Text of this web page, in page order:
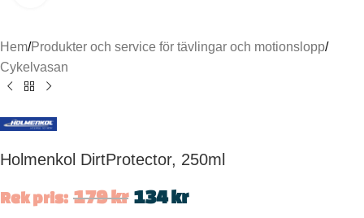
Hem/Produkter och service för tävlingar och motionslopp/
Cykelvasan
Holmenkol DirtProtector, 250ml
Rek pris: 179kr 134kr